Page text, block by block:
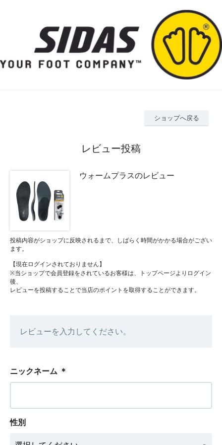
ショップへ戻る
レビュー投稿
ウォームプラスのレビュー
投稿内容がショップに反映されるまで、しばらく時間がかかる場合がござい
ます。
【現在ログインされておりません】
※当ショップで会員登録をされているお客様は、トップページよりログイン
後、
レビューを投稿することで当店のポイントを取得することができます。
レビューを入力してください。
ニックネーム ＊
性別